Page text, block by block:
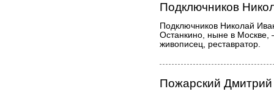
Подключников
Подключников Николай
Останкино, ныне в
живописец, реставратор.
Пожарский